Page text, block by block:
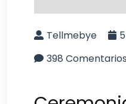
Tellmebye
398 Comentarios